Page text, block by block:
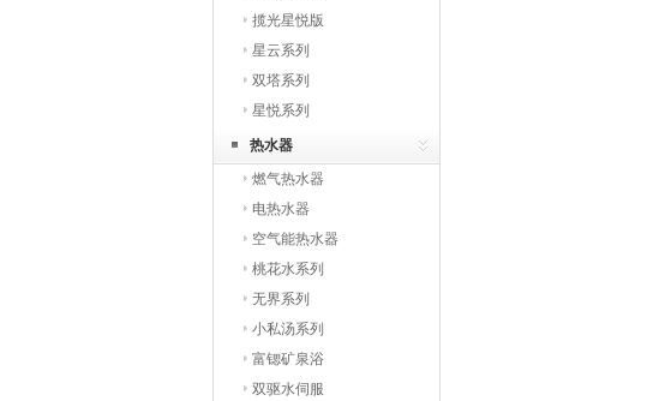
揽光星悦版
星云系列
双塔系列
星悦系列
热水器
燃气热水器
电热水器
空气能热水器
桃花水系列
无界系列
小私汤系列
富锶矿泉浴
双驱水伺服